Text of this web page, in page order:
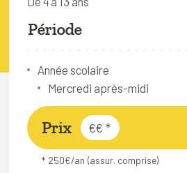
Espace pro
Bruxelles Temps Libre
Période
Année scolaire
Mercredi après-midi
Prix €€ *
* 250€/an (assur. comprise)